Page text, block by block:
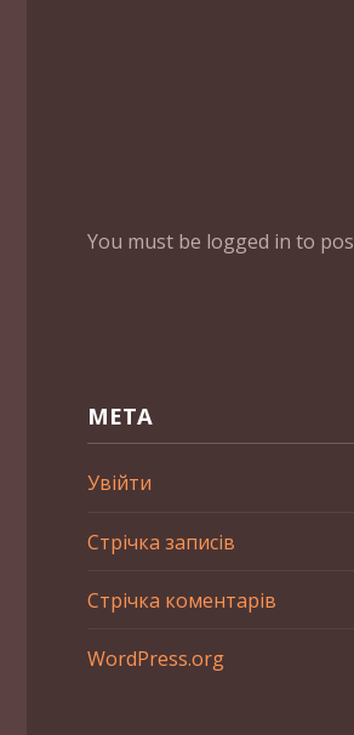
You must be logged in to
МЕТА
Увійти
Стрічка записів
Стрічка коментарів
WordPress.org